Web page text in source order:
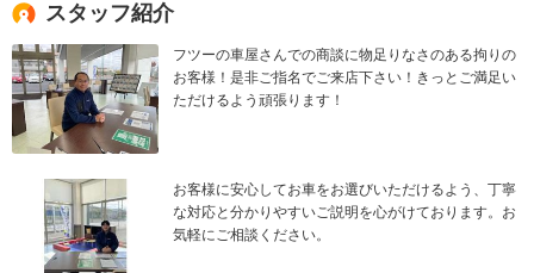
スタッフ紹介
フツーの車屋さんでの商談に物足りなさのある拘りの
お客様！是非ご指名でご来店下さい！きっとご満足い
ただけるよう頑張ります！
お客様に安心してお車をお選びいただけるよう、丁寧
な対応と分かりやすいご説明を心がけております。お
気軽にご相談ください。